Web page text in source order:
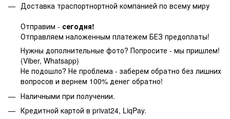
Доставка траспортнортной компанией по всему миру
Отправим - сегодня!
Отправляем наложенным платежем БЕЗ предоплаты!
Нужны дополнительные фото? Попросите - мы пришлем!
(Viber, Whatsapp)
Не подошло? Не проблема - заберем обратно без лишних
вопросов и вернем 100% денег обратно!
Наличными при получении.
Кредитной картой в privat24, LiqPay.